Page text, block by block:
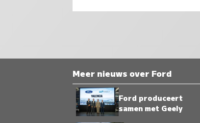
Meer nieuws over Ford
Ford produceert
samen met Geely